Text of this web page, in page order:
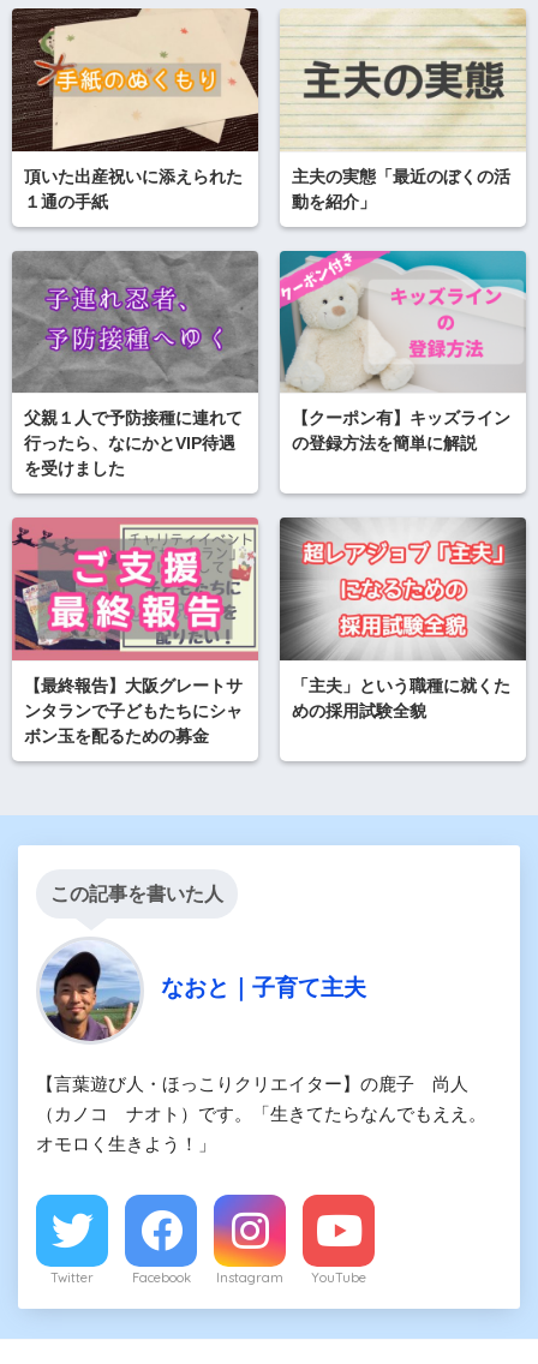
頂いた出産祝いに添えられた
１通の手紙
主夫の実態「最近のぼくの活
動を紹介」
父親１人で予防接種に連れて
行ったら、なにかとVIP待遇
を受けました
【クーポン有】キッズライン
の登録方法を簡単に解説
【最終報告】大阪グレートサ
ンタランで子どもたちにシャ
ボン玉を配るための募金
「主夫」という職種に就くた
めの採用試験全貌
この記事を書いた人
なおと｜子育て主夫
【言葉遊び人・ほっこりクリエイター】の鹿子 尚人
（カノコ ナオト）です。「生きてたらなんでもええ。
オモロく生きよう！」
Twitter Facebook Instagram YouTube